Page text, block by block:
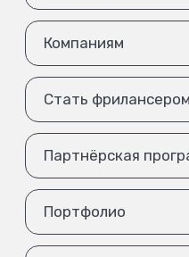
Компаниям
Стать фрилансером
Партнёрская
Портфолио